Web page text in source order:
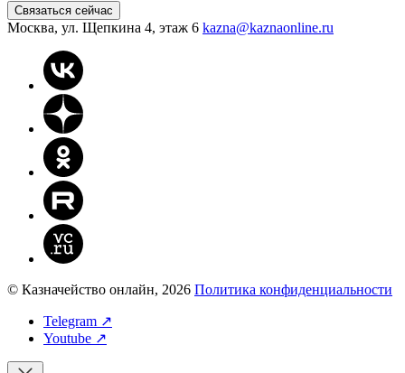
Связаться сейчас
Москва, ул. Щепкина 4, этаж 6 kazna@kaznaonline.ru
© Казначейство онлайн, 2026 Политика конфиденциальности
Telegram ↗
Youtube ↗